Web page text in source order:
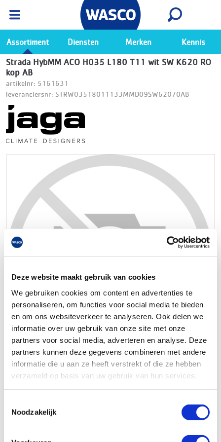
Deze website maakt gebruik van cookies
We gebruiken cookies om content en advertenties te
personaliseren, om functies voor social media te bieden
en om ons websiteverkeer te analyseren. Ook delen we
informatie over uw gebruik van onze site met onze
partners voor social media, adverteren en analyse. Deze
partners kunnen deze gegevens combineren met andere
informatie die u aan ze heeft verstrekt of die ze hebben
verzameld op basis van uw gebruik van hun services.
Noodzakelijk
Ga naar de Wasco app
Bekijk
Assortiment Diensten Merken Kennis
Strada HybMM ACO H035 L180 T11 wit SW K620 RO
kop AB
artikelnr: 5161631
leveranciersnr: STRW03518011133MMD09SW62070AB